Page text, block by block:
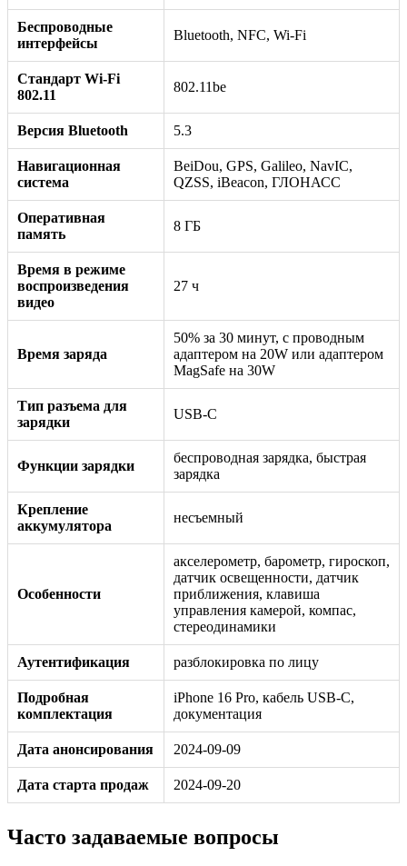
Беспроводные
интерфейсы
Bluetooth, NFC, Wi-Fi
Стандарт Wi-Fi
802.11
802.11be
Версия Bluetooth 5.3
Навигационная
система
BeiDou, GPS, Galileo, NavIC,
QZSS, iBeacon, ГЛОНАСС
Оперативная
память
8 ГБ
Время в режиме
воспроизведения
видео
27 ч
Время заряда
50% за 30 минут, с проводным
адаптером на 20W или адаптером
MagSafe на 30W
Тип разъема для
зарядки
USB-C
Функции зарядки
беспроводная зарядка, быстрая
зарядка
Крепление
аккумулятора
несъемный
Особенности
акселерометр, барометр, гироскоп,
датчик освещенности, датчик
приближения, клавиша
управления камерой, компас,
стереодинамики
Аутентификация разблокировка по лицу
Подробная
комплектация
iPhone 16 Pro, кабель USB‑C,
документация
Дата анонсирования 2024-09-09
Дата старта продаж 2024-09-20
Часто задаваемые вопросы